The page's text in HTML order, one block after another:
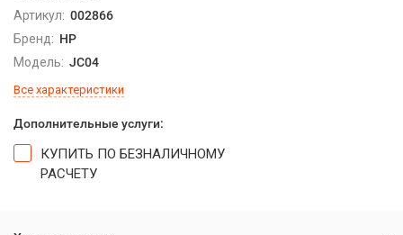
Артикул: 002866
Бренд: HP
Модель: JC04
Все характеристики
Дополнительные услуги:
КУПИТЬ ПО БЕЗНАЛИЧНОМУ
РАСЧЕТУ